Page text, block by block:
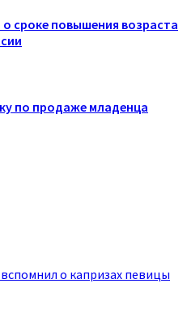
о сроке повышения возраста
по продаже младенца
о капризах певицы